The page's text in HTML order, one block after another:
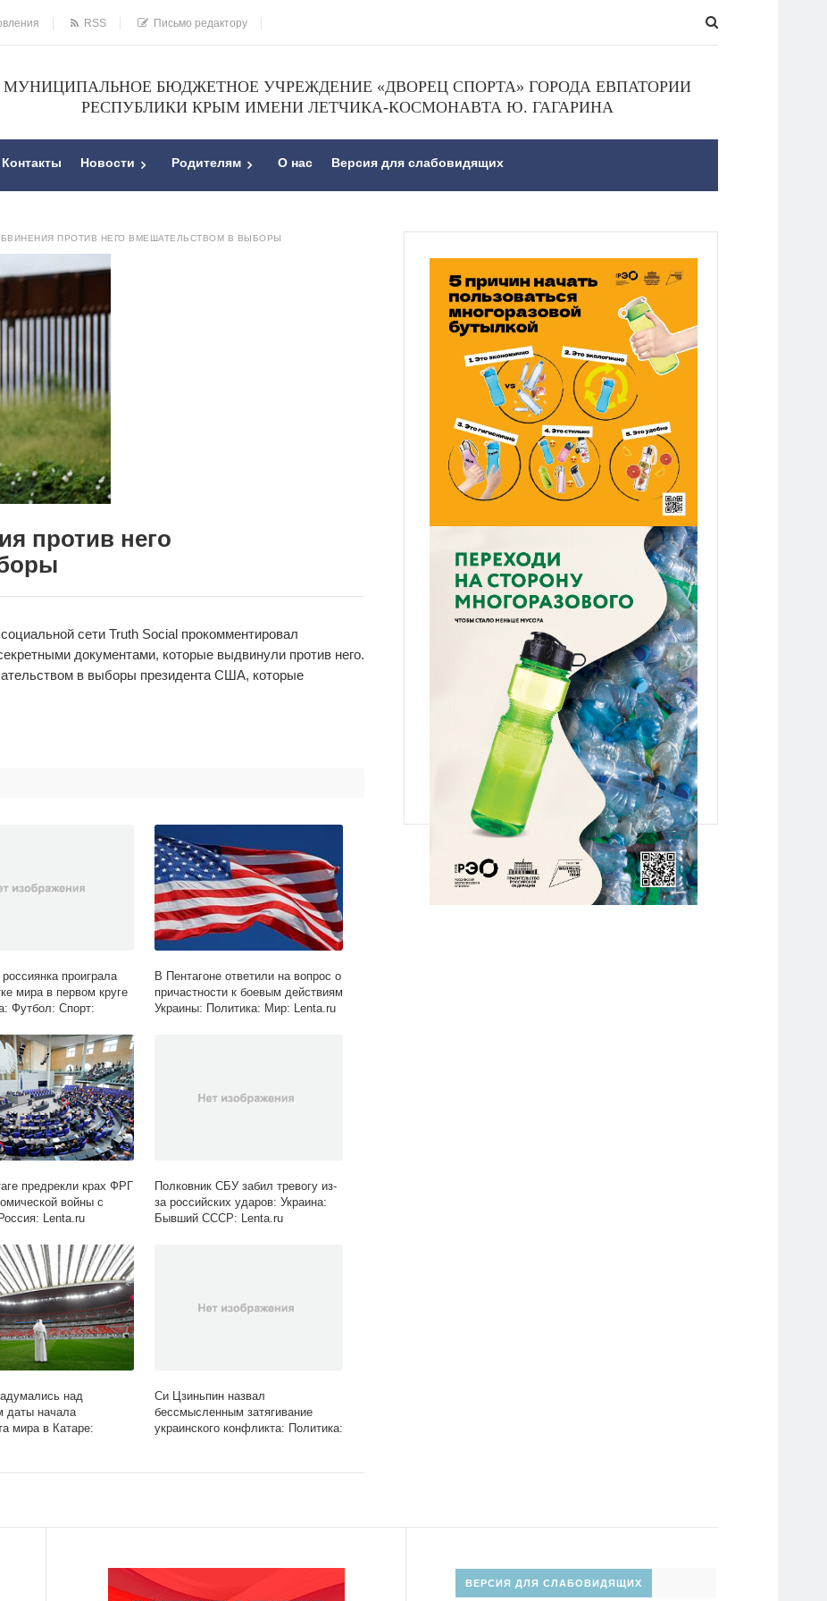
RSS Письмо редактору
МУНИЦИПАЛЬНОЕ БЮДЖЕТНОЕ УЧРЕЖДЕНИЕ «ДВОРЕЦ СПОРТА» ГОРОДА ЕВПАТОРИИ
РЕСПУБЛИКИ КРЫМ ИМЕНИ ЛЕТЧИКА-КОСМОНАВТА Ю. ГАГАРИНА
Контакты Новости Родителям О нас Версия для слабовидящих
ПРОТИВ НЕГО ВМЕШАТЕЛЬСТВОМ В ВЫБОРЫ
против него
сети Truth Social прокомментировал
документами, которые выдвинули против него.
в выборы президента США, которые
проиграла
мира в первом круге
Футбол: Спорт:
В Пентагоне ответили на вопрос о
причастности к боевым действиям
Украины: Политика: Мир: Lenta.ru
предрекли крах ФРГ
войны с
Lenta.ru
Полковник СБУ забил тревогу из-
за российских ударов: Украина:
Бывший СССР: Lenta.ru
над
даты начала
мира в Катаре:
Си Цзиньпин назвал
бессмысленным затягивание
украинского конфликта: Политика:
ВЕРСИЯ ДЛЯ СЛАБОВИДЯЩИХ